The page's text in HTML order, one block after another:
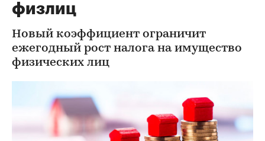
физлиц
Новый коэффициент ограничит
ежегодный рост налога на имущество
физических лиц